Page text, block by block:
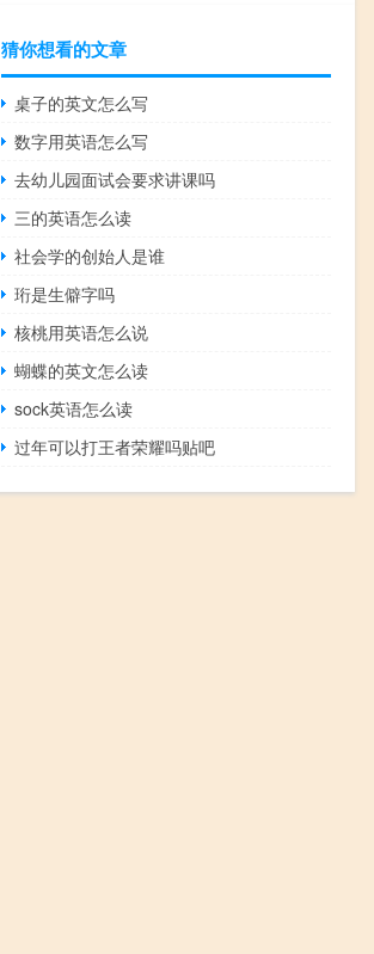
猜你想看的文章
桌子的英文怎么写
数字用英语怎么写
去幼儿园面试会要求讲课吗
三的英语怎么读
社会学的创始人是谁
珩是生僻字吗
核桃用英语怎么说
蝴蝶的英文怎么读
sock英语怎么读
过年可以打王者荣耀吗贴吧